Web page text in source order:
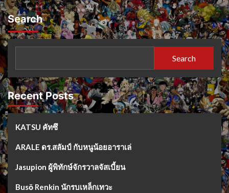
Search
Search
Recent Posts
KATSU คัทซึ
ARALE ดร.สลัมป์ กับหนูน้อยอาราเล่
Jasupion ผู้พิทักษ์จักรวาลจัสเบี้ยน
Busō Renkin นักรบเหล็กเทวะ